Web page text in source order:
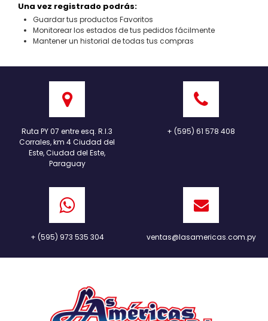
Una vez registrado podrás:
Guardar tus productos Favoritos
Monitorear los estados de tus pedidos fácilmente
Mantener un historial de todas tus compras
Ruta PY 07 entre esq. R.I.3
Corrales, km 4 Ciudad del
Este, Ciudad del Este,
Paraguay
+ (595) 61 578 408
+ (595) 973 535 304 ventas@lasamericas.com.py